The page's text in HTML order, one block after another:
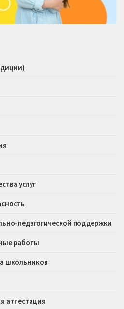
услуг
педагогической поддержки
работы
школьников
аттестация